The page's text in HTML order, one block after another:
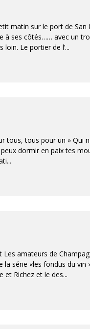
matin sur le port de San
à ses côtés…… avec un
loin. Le portier de l’...
tous, tous pour un » Qui
dormir en paix tes
...
amateurs de
série «les fondus du vin
et Richez et le des...